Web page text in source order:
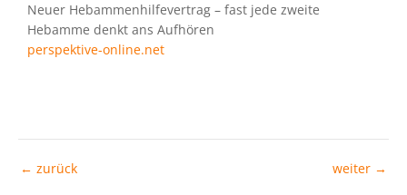
Neuer Hebammenhilfevertrag – fast jede zweite
Hebamme denkt ans Aufhören
perspektive-online.net
← zurück weiter →